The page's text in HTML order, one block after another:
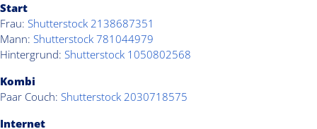
Start
Frau: Shutterstock 2138687351
Mann: Shutterstock 781044979
Hintergrund: Shutterstock 1050802568
Kombi
Paar Couch: Shutterstock 2030718575
Internet